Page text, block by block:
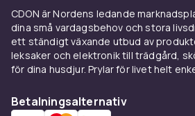
Minecraft och Jurassic World,
set från Crayola med färger
barnhänder. Tuschpennor
populära i skolåldern
enkelt kan korrigeras.
Pennset för vuxna
CDON är Nordens ledande
dina små vardagsbehov och stora
ett ständigt växande utbud av
leksaker och elektronik till trädgård,
för dina husdjur. Prylar för livet helt
Betalningsalternativ